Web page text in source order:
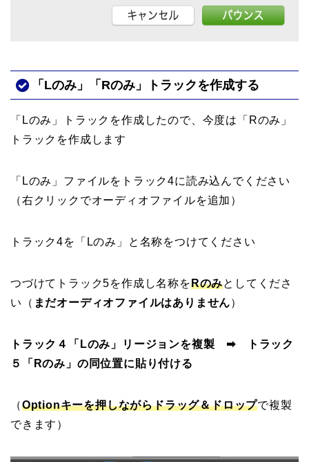
「Lのみ」「Rのみ」トラックを作成する
「Lのみ」トラックを作成したので、今度は「Rのみ」
トラックを作成します
「Lのみ」ファイルをトラック4に読み込んでください
（右クリックでオーディオファイルを追加）
トラック4を「Lのみ」と名称をつけてください
つづけて トラック5を作成し名称をRのみとしてくださ
い（ まだオーディオファイルはありません）
トラック４
「Lのみ」リージョンを複製 ➡ トラック
５「Rのみ」の同位置に貼り付ける
（Optionキーを押しながらドラッグ＆ドロップで複製
できます）